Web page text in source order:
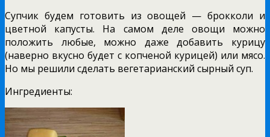
Супчик будем готовить из овощей — брокколи и
цветной капусты. На самом деле овощи можно
положить любые, можно даже добавить курицу
(наверно вкусно будет с копченой курицей) или мясо.
Но мы решили сделать вегетарианский сырный суп.
Ингредиенты: